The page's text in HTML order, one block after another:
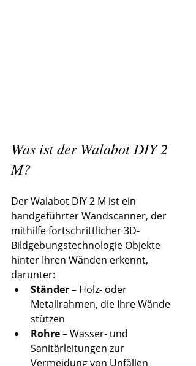
Was ist der Walabot DIY 2
M?
Der Walabot DIY 2 M ist ein
handgeführter Wandscanner, der
mithilfe fortschrittlicher 3D-
Bildgebungstechnologie Objekte
hinter Ihren Wänden erkennt,
darunter:
Ständer – Holz- oder
Metallrahmen, die Ihre Wände
stützen
Rohre – Wasser- und
Sanitärleitungen zur
Vermeidung von Unfällen